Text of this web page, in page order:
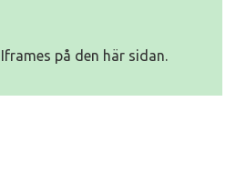
på den här sidan.